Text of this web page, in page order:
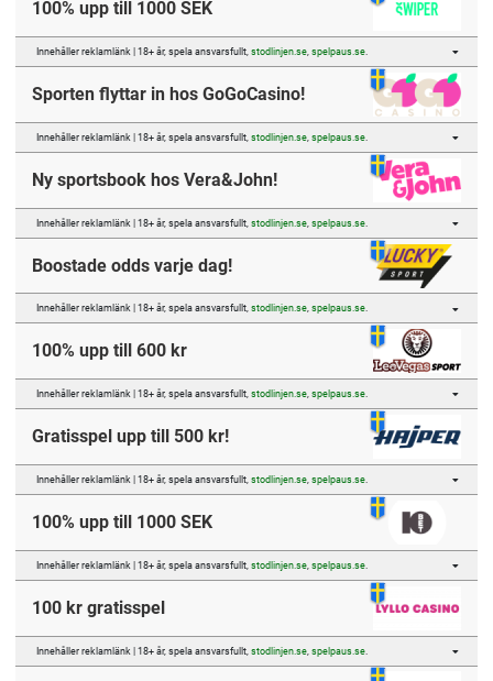
100% upp till 1000 SEK
Innehåller reklamlänk | 18+ år, spela ansvarsfullt, stodlinjen.se, spelpaus.se.
Sporten flyttar in hos GoGoCasino!
Innehåller reklamlänk | 18+ år, spela ansvarsfullt, stodlinjen.se, spelpaus.se.
Ny sportsbook hos Vera&John!
Innehåller reklamlänk | 18+ år, spela ansvarsfullt, stodlinjen.se, spelpaus.se.
Boostade odds varje dag!
Innehåller reklamlänk | 18+ år, spela ansvarsfullt, stodlinjen.se, spelpaus.se.
100% upp till 600 kr
Innehåller reklamlänk | 18+ år, spela ansvarsfullt, stodlinjen.se, spelpaus.se.
Gratisspel upp till 500 kr!
Innehåller reklamlänk | 18+ år, spela ansvarsfullt, stodlinjen.se, spelpaus.se.
100% upp till 1000 SEK
Innehåller reklamlänk | 18+ år, spela ansvarsfullt, stodlinjen.se, spelpaus.se.
100 kr gratisspel
Innehåller reklamlänk | 18+ år, spela ansvarsfullt, stodlinjen.se, spelpaus.se.